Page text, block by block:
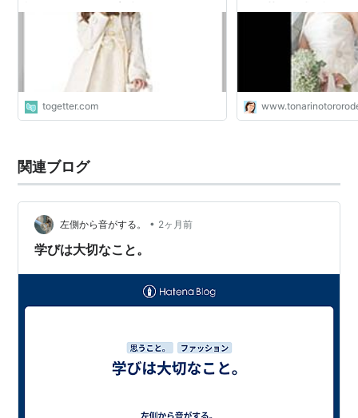
togetter.com
関連ブログ
左側から音がする。 • 2ヶ月前
学びは大切なこと。